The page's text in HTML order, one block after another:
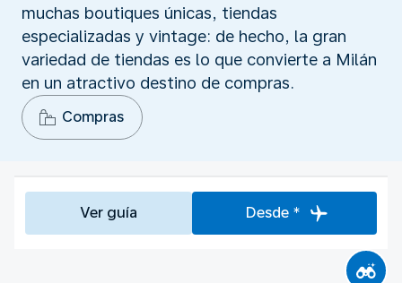
muchas boutiques únicas, tiendas
especializadas y vintage: de hecho, la gran
variedad de tiendas es lo que convierte a Milán
en un atractivo destino de compras.
Compras
Ver guía Desde *